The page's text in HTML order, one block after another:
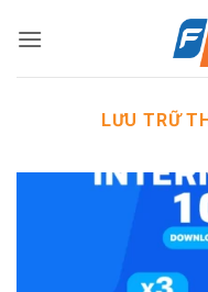
qua
LƯU TRỮ